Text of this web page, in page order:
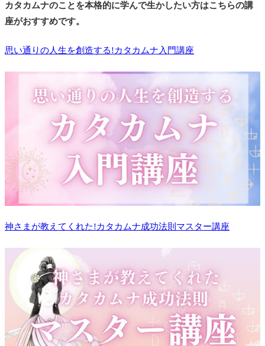
カタカムナのことを本格的に学んで生かしたい方はこちらの講
座がおすすめです。
思い通りの人生を創造する!カタカムナ入門講座
神さまが教えてくれた!カタカムナ成功法則マスター講座